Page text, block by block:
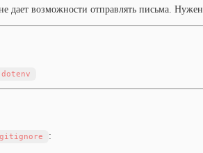
дает возможности отправлять письма. Нужен
: